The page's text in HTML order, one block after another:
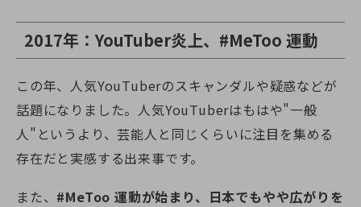
2017年：YouTuber炎上、#MeToo 運動
この年、人気YouTuberのスキャンダルや疑惑などが
話題になりました。人気YouTuberはもはや"一般
人"というより、芸能人と同じくらいに注目を集める
存在だと実感する出来事です。
また、 #MeToo 運動が始まり、日本でもやや広がりを